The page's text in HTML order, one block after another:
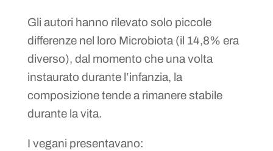
Gli autori hanno rilevato solo piccole
differenze nel loro Microbiota (il 14,8% era
diverso), dal momento che una volta
instaurato durante l’infanzia, la
composizione tende a rimanere stabile
durante la vita.
I vegani presentavano: